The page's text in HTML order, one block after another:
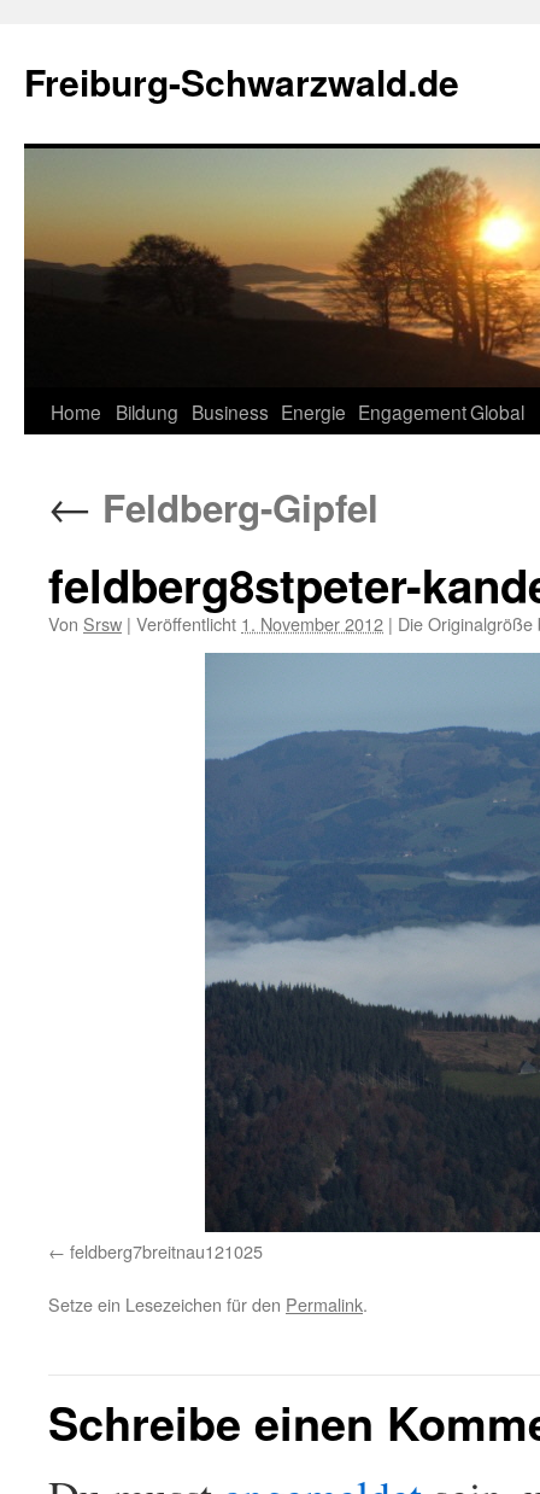
springen
Freiburg-Schwarzwald.de
Home Bildung Business Energie EngagementGlobal
← Feldberg-Gipfel
feldberg8stpeter-
Von Srsw | Veröffentlicht 1. November 2012 | Die
feldberg7breitnau121025
Setze ein Lesezeichen für den Permalink.
Schreibe einen